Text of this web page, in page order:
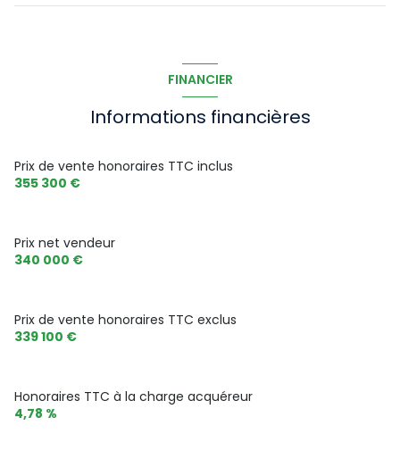
salle d'eau
FINANCIER
Informations financières
Prix de vente honoraires TTC inclus
355 300 €
Prix net vendeur
340 000 €
Prix de vente honoraires TTC exclus
339 100 €
Honoraires TTC à la charge acquéreur
4,78 %